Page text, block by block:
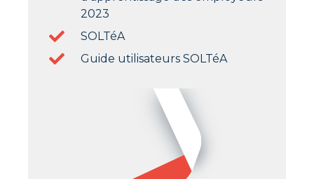
2023
SOLTéA
Guide utilisateurs SOLTéA